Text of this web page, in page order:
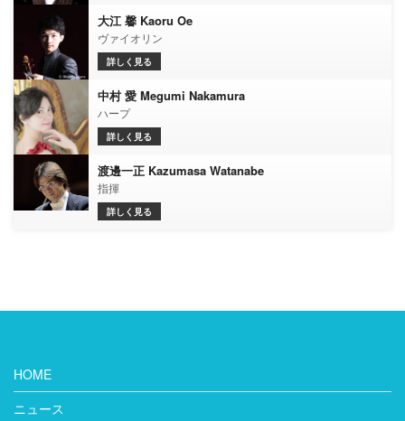
大江 馨 Kaoru Oe
ヴァイオリン
詳しく見る
中村 愛 Megumi Nakamura
ハープ
詳しく見る
渡邊一正 Kazumasa Watanabe
指揮
詳しく見る
HOME
ニュース